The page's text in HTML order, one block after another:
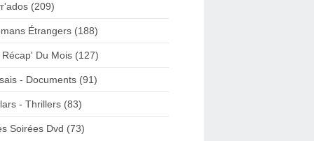
(209)
Étrangers (188)
Récap' Du Mois (127)
- Documents (91)
- Thrillers (83)
Soirées Dvd (73)